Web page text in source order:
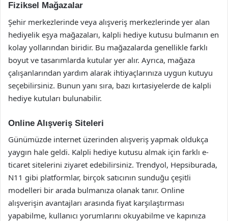
Fiziksel Mağazalar
Şehir merkezlerinde veya alışveriş merkezlerinde yer alan
hediyelik eşya mağazaları, kalpli hediye kutusu bulmanın en
kolay yollarından biridir. Bu mağazalarda genellikle farklı
boyut ve tasarımlarda kutular yer alır. Ayrıca, mağaza
çalışanlarından yardım alarak ihtiyaçlarınıza uygun kutuyu
seçebilirsiniz. Bunun yanı sıra, bazı kırtasiyelerde de kalpli
hediye kutuları bulunabilir.
Online Alışveriş Siteleri
Günümüzde internet üzerinden alışveriş yapmak oldukça
yaygın hale geldi. Kalpli hediye kutusu almak için farklı e-
ticaret sitelerini ziyaret edebilirsiniz. Trendyol, Hepsiburada,
N11 gibi platformlar, birçok satıcının sunduğu çeşitli
modelleri bir arada bulmanıza olanak tanır. Online
alışverişin avantajları arasında fiyat karşılaştırması
yapabilme, kullanıcı yorumlarını okuyabilme ve kapınıza